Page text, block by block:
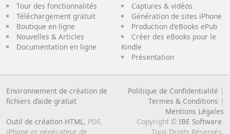
Tour des fonctionnalités
Téléchargement gratuit
Boutique en ligne
Nouvelles & Articles
Documentation en ligne
Captures & vidéos
Génération de sites iPhone
Production d'eBooks ePub
Créer des eBooks pour le
Kindle
Présentation
Environnement de création de
fichiers d’aide gratuit
Politique de Confidentialité |
Termes & Conditions |
Mentions Légales
Outil de création HTML, PDF,
iPhone et générateur de
Copyright © IBE Software.
Tous Droits Réservés.